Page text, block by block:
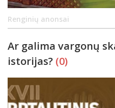
Renginių anonsai
Ar galima vargonų
istorijas? (0)